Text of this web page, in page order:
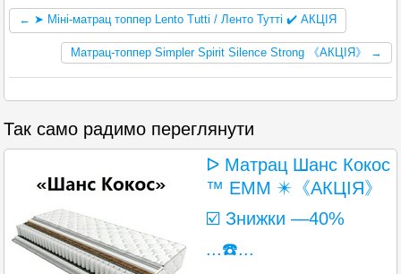
← ➤ Міні-матрац топпер Lento Tutti / Ленто Тутті ✔️ АКЦІЯ
Матрац-топпер Simpler Spirit Silence Strong 《АКЦІЯ》 →
Так само радимо переглянути
ᐅ Матрац Шанс Кокос
™ EMM ✴️《АКЦІЯ》
☑️ Знижки —40%
...☎️...